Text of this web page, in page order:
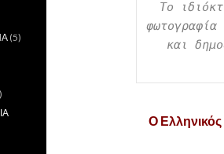
Το
και
Ο
(5)